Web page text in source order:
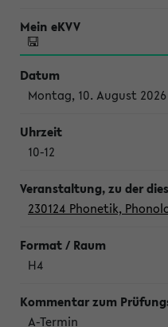
Montag, 10. August 2026
10-12
230124 Phonetik,
H4
A-Termin